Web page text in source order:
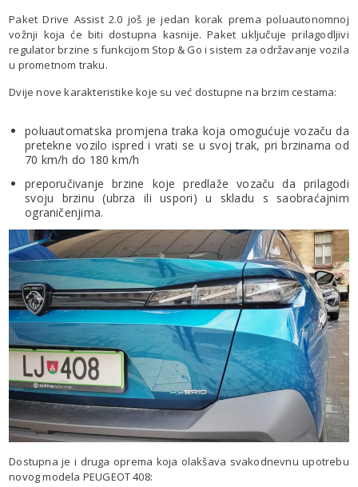
Paket Drive Assist 2.0 još je jedan korak prema poluautonomnoj
vožnji koja će biti dostupna kasnije. Paket uključuje prilagodljivi
regulator brzine s funkcijom Stop & Go i sistem za održavanje vozila
u prometnom traku.
Dvije nove karakteristike koje su već dostupne na brzim cestama:
poluautomatska promjena traka koja omogućuje vozaču da
pretekne vozilo ispred i vrati se u svoj trak, pri brzinama od
70 km/h do 180 km/h
preporučivanje brzine koje predlaže vozaču da prilagodi
svoju brzinu (ubrza ili uspori) u skladu s saobraćajnim
ograničenjima.
Dostupna je i druga oprema koja olakšava svakodnevnu upotrebu
novog modela PEUGEOT 408: